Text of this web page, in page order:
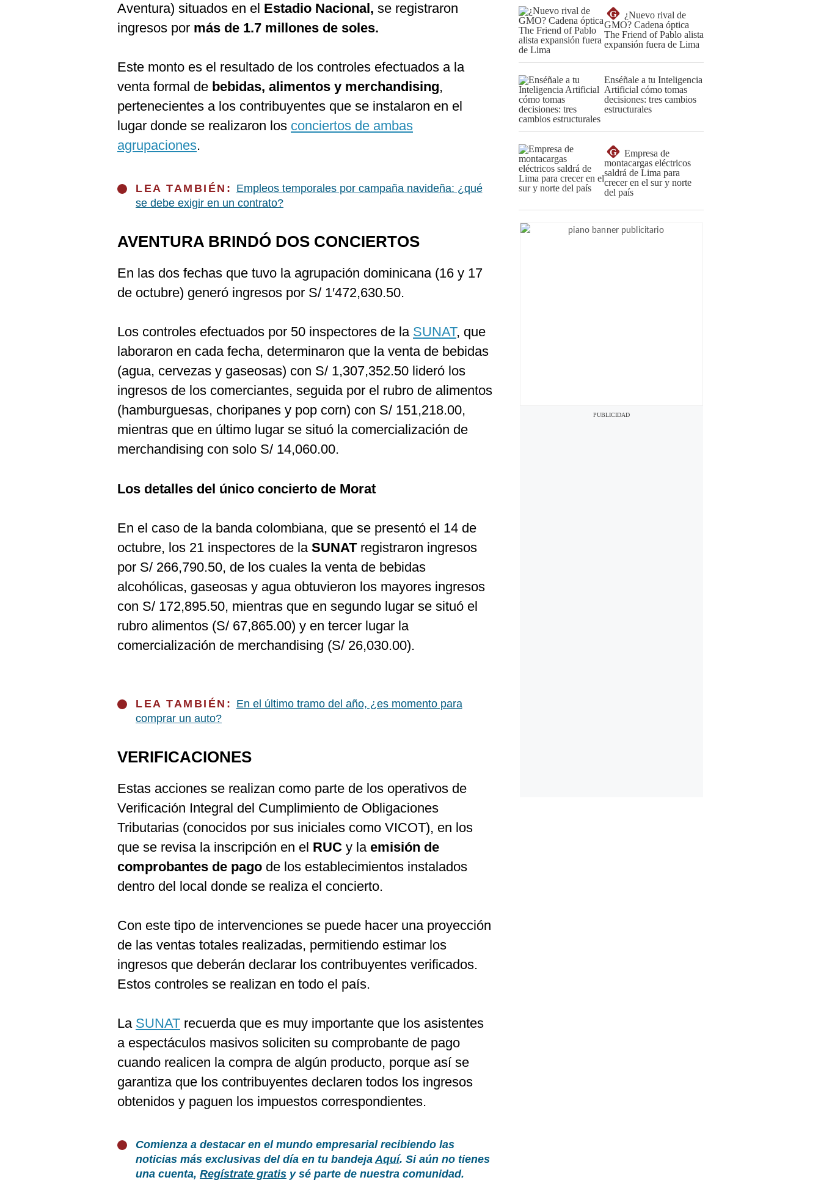
Aventura) situados en el Estadio Nacional, se registraron
ingresos por más de 1.7 millones de soles.
Este monto es el resultado de los controles efectuados a la
venta formal de bebidas, alimentos y merchandising,
pertenecientes a los contribuyentes que se instalaron en el
lugar donde se realizaron los conciertos de ambas
agrupaciones.
LEA TAMBIÉN: Empleos temporales por campaña navideña: ¿qué
se debe exigir en un contrato?
AVENTURA BRINDÓ DOS CONCIERTOS
En las dos fechas que tuvo la agrupación dominicana (16 y 17
de octubre) generó ingresos por S/ 1′472,630.50.
Los controles efectuados por 50 inspectores de la SUNAT, que
laboraron en cada fecha, determinaron que la venta de bebidas
(agua, cervezas y gaseosas) con S/ 1,307,352.50 lideró los
ingresos de los comerciantes, seguida por el rubro de alimentos
(hamburguesas, choripanes y pop corn) con S/ 151,218.00,
mientras que en último lugar se situó la comercialización de
merchandising con solo S/ 14,060.00.
Los detalles del único concierto de Morat
En el caso de la banda colombiana, que se presentó el 14 de
octubre, los 21 inspectores de la SUNATregistraron ingresos
por S/ 266,790.50, de los cuales la venta de bebidas
alcohólicas, gaseosas y agua obtuvieron los mayores ingresos
con S/ 172,895.50, mientras que en segundo lugar se situó el
rubro alimentos (S/ 67,865.00) y en tercer lugar la
comercialización de merchandising (S/ 26,030.00).
LEA TAMBIÉN: En el último tramo del año, ¿es momento para
comprar un auto?
VERIFICACIONES
Estas acciones se realizan como parte de los operativos de
Verificación Integral del Cumplimiento de Obligaciones
Tributarias (conocidos por sus iniciales como VICOT), en los
que se revisa la inscripción en el RUC y la emisión de
comprobantes de pago de los establecimientos instalados
dentro del local donde se realiza el concierto.
Con este tipo de intervenciones se puede hacer una proyección
de las ventas totales realizadas, permitiendo estimar los
ingresos que deberán declarar los contribuyentes verificados.
Estos controles se realizan en todo el país.
La SUNAT recuerda que es muy importante que los asistentes
a espectáculos masivos soliciten su comprobante de pago
cuando realicen la compra de algún producto, porque así se
garantiza que los contribuyentes declaren todos los ingresos
obtenidos y paguen los impuestos correspondientes.
Comienza a destacar en el mundo empresarial recibiendo las
noticias más exclusivas del día en tu bandejaAquí. Si aún no tienes
una cuenta, Regístrate gratis y sé parte de nuestra comunidad.
G
¿Nuevo rival de
GMO? Cadena óptica
The Friend of Pablo alista
expansión fuera de Lima
Enséñale a tu Inteligencia
Artificial cómo tomas
decisiones: tres cambios
estructurales
G
Empresa de
montacargas eléctricos
saldrá de Lima para
crecer en el sur y norte
del país